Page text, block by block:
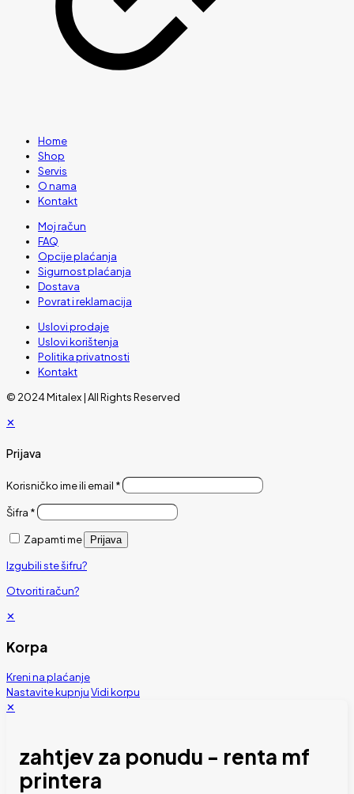
Home
Shop
Servis
O nama
Kontakt
Moj račun
FAQ
Opcije plaćanja
Sigurnost plaćanja
Dostava
Povrat i reklamacija
Uslovi prodaje
Uslovi korištenja
Politika privatnosti
Kontakt
© 2024 Mitalex | All Rights Reserved
✕
Prijava
Korisničko ime ili email *
Šifra *
Zapamti me Prijava
Izgubili ste šifru?
Otvoriti račun?
✕
Korpa
Kreni na plaćanje
Nastavite kupnjuVidi korpu
✕
zahtjev za ponudu - renta mf
printera